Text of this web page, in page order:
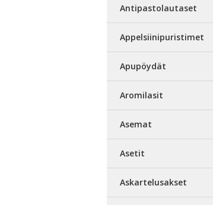
Antipastolautaset
Appelsiinipuristimet
Apupöydät
Aromilasit
Asemat
Asetit
Askartelusakset